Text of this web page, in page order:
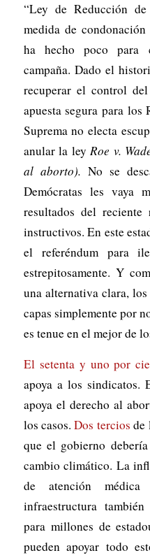
“Ley de Reducción
medida de
ha hecho poco para
campaña. Dado el
recuperar el control
apuesta segura para
Suprema no electa
anular la leyRoe v.
al aborto). No se
Demócratas les vaya
resultados del reciente
instructivos. En este
el referéndum para
estrepitosamente. Y
una alternativa clara,
capas simplemente por
es tenue en el mejor de
El setenta y uno por
apoya a los sindicatos.
apoya el derecho al
los casos.Dos terciosde
que el gobierno
cambio climático. La
de atención
infraestructura
para millones de
pueden apoyar todo